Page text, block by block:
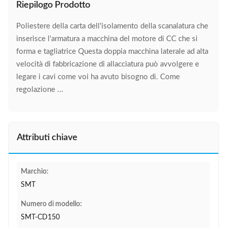
Riepilogo Prodotto
Poliestere della carta dell'isolamento della scanalatura che
inserisce l'armatura a macchina del motore di CC che si
forma e tagliatrice Questa doppia macchina laterale ad alta
velocità di fabbricazione di allacciatura può avvolgere e
legare i cavi come voi ha avuto bisogno di. Come
regolazione ...
Attributi chiave
Marchio:
SMT
Numero di modello:
SMT-CD150